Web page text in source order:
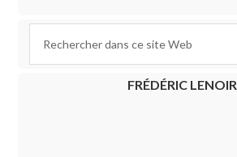
FRÉDÉRIC LENOIR